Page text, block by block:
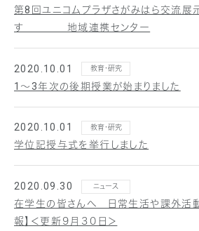
第8回ユニコムプラザさがみはら交流展
す 地域連携センター
2020.10.01 教育・研究
1～3年次の後期授業が始まりました
2020.10.01 教育・研究
学位記授与式を挙行しました
2020.09.30 ニュース
在学生の皆さんへ 日常生活や課外活
報】＜更新９月３０日＞